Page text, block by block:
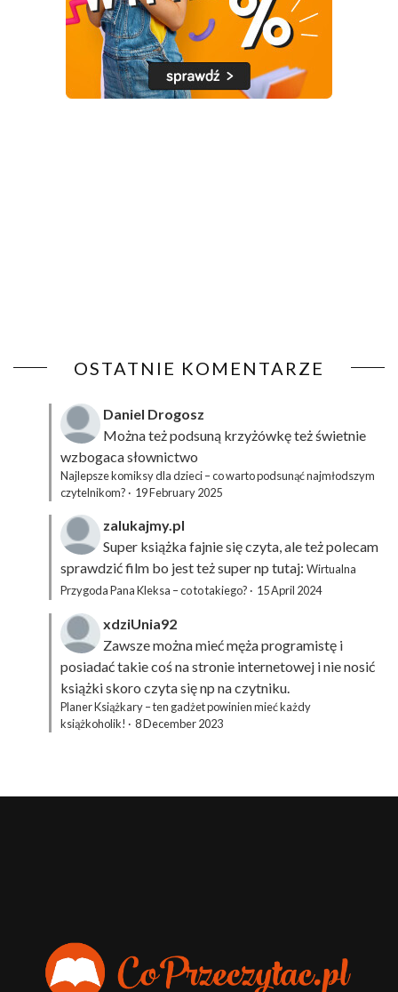
OSTATNIE KOMENTARZE
Daniel Drogosz
Można też podsuną krzyżówkęteż świetnie
wzbogaca słownictwo
Najlepsze komiksy dla dzieci – co warto podsunąć najmłodszym
czytelnikom? · 19 February 2025
zalukajmy.pl
Super książka fajnie się czyta, ale też polecam
sprawdzić film bo jest też super np tutaj: Wirtualna
Przygoda Pana Kleksa – co to takiego? · 15 April 2024
xdziUnia92
Zawsze można mieć męża programistę i
posiadać takie coś na stronie internetowej i nie nosić
książki skoro czyta się np na czytniku.
Planer Książkary – ten gadżet powinien mieć każdy
książkoholik! · 8 December 2023